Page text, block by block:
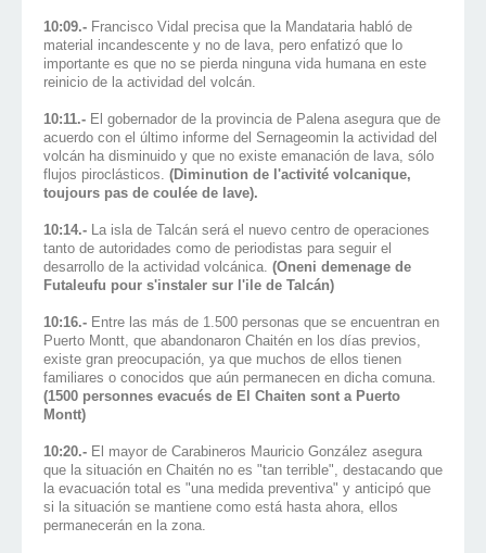
10:09.- Francisco Vidal precisa que la Mandataria habló de
material incandescente y no de lava, pero enfatizó que lo
importante es que no se pierda ninguna vida humana en este
reinicio de la actividad del volcán.
10:11.- El gobernador de la provincia de Palena asegura que de
acuerdo con el último informe del Sernageomin la actividad del
volcán ha disminuido y que no existe emanación de lava, sólo
flujos piroclásticos. (Diminution de l'activité volcanique,
toujours pas de coulée de lave).
10:14.- La isla de Talcán será el nuevo centro de operaciones
tanto de autoridades como de periodistas para seguir el
desarrollo de la actividad volcánica. (Oneni demenage de
Futaleufu pour s'instaler sur l'ile de Talcán)
10:16.- Entre las más de 1.500 personas que se encuentran en
Puerto Montt, que abandonaron Chaitén en los días previos,
existe gran preocupación, ya que muchos de ellos tienen
familiares o conocidos que aún permanecen en dicha comuna.
(1500 personnes evacués de El Chaiten sont a Puerto
Montt)
10:20.- El mayor de Carabineros Mauricio González asegura
que la situación en Chaitén no es "tan terrible", destacando que
la evacuación total es "una medida preventiva" y anticipó que
si la situación se mantiene como está hasta ahora, ellos
permanecerán en la zona.